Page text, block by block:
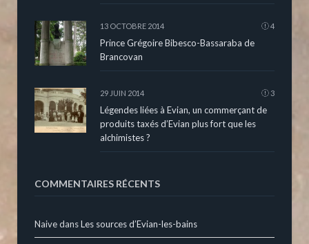
13 OCTOBRE 2014 4
Prince Grégoire Bibesco-Bassaraba de
Brancovan
29 JUIN 2014 3
Légendes liées à Evian, un commerçant de
produits taxés d’Evian plus fort que les
alchimistes ?
COMMENTAIRES RÉCENTS
NaivedansLes sources d’Evian-les-bains